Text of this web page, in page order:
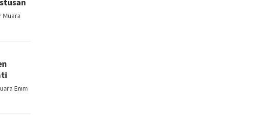
Muara
Enim